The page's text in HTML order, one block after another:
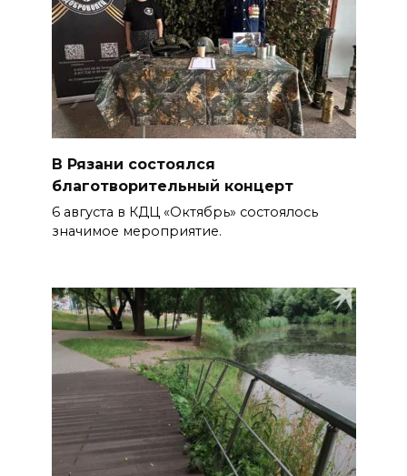
В Рязани состоялся
благотворительный концерт
6 августа в КДЦ «Октябрь» состоялось
значимое мероприятие.